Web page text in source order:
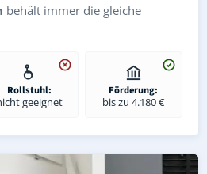
behält immer die gleiche
Rollstuhl:
geeignet
Förderung:
bis zu 4.180 €
an der Queich
Kurventreppenlift in Offenbach
Kurventreppenlifte in